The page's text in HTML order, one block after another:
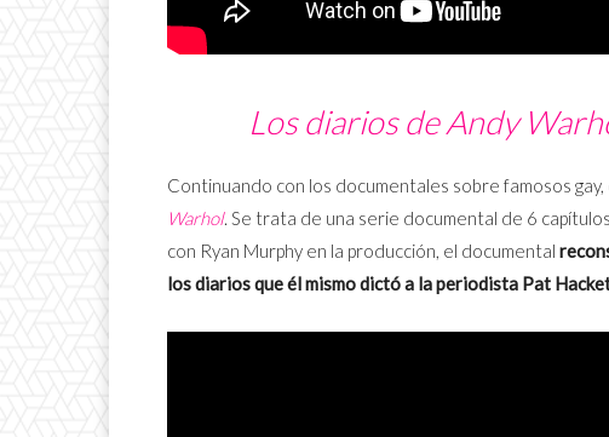
Los diarios de Andy
Continuando con los documentales sobre famosos
Warhol. Se trata de una serie documental de 6
con Ryan Murphy en la producción, el documental
los diarios que él mismo dictó a la periodista Pat